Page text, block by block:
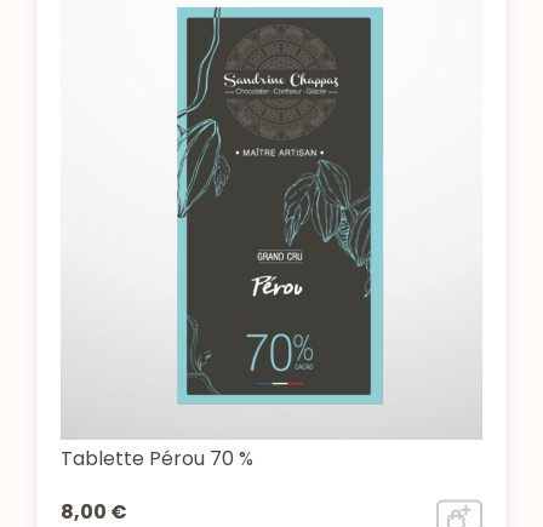
Tablette Pérou 70 %
8,00 €